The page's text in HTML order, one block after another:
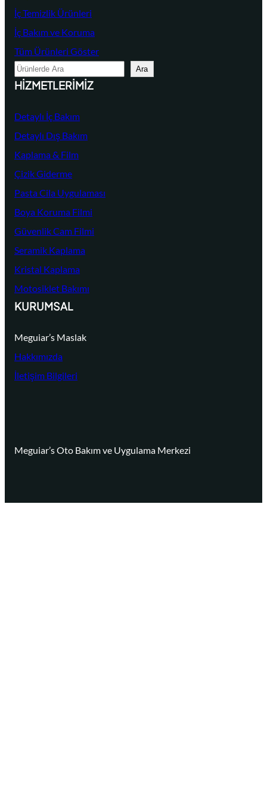
İç Temizlik Ürünleri
İç Bakım ve Koruma
Tüm Ürünleri Göster
A
r
Ara
HIZMETLERIMIZ
Detaylı İç Bakım
Detaylı Dış Bakım
Kaplama & Film
Çizik Giderme
Pasta Cila Uygulaması
Boya Koruma Filmi
Güvenlik Cam Filmi
Seramik Kaplama
Kristal Kaplama
Motosiklet Bakımı
KURUMSAL
Meguiar’s Maslak
Hakkımızda
İletişim Bilgileri
Meguiar’s Oto Bakım ve Uygulama Merkezi